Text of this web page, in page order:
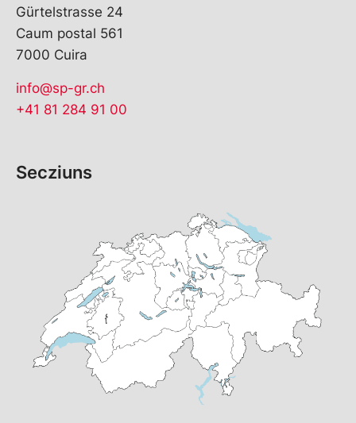
Gürtelstrasse 24
Caum postal 561
7000 Cuira
info@sp-gr.ch
+41 81 284 91 00
Secziuns